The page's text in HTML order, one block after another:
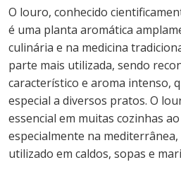
O louro, conhecido
é uma planta aromática
culinária e na medicina
parte mais utilizada, sendo
característico e aroma intenso,
especial a diversos pratos. O
essencial em muitas cozinhas
especialmente na
utilizado em caldos, sopas e